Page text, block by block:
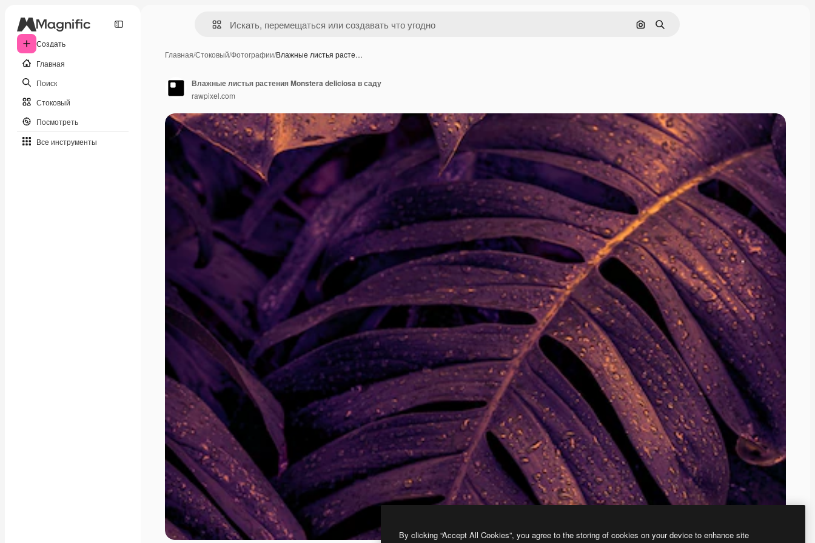
Создать
Главная
Поиск
Стоковый
Посмотреть
Все инструменты
Поиск по изображению
Поиск
Главная/Стоковый/Фотографии/Влажные листья расте…
Влажные листья растения Monstera deliciosa в саду
rawpixel.com
By clicking “Accept All Cookies”, you agree to the storing of cookies on your device to enhance site